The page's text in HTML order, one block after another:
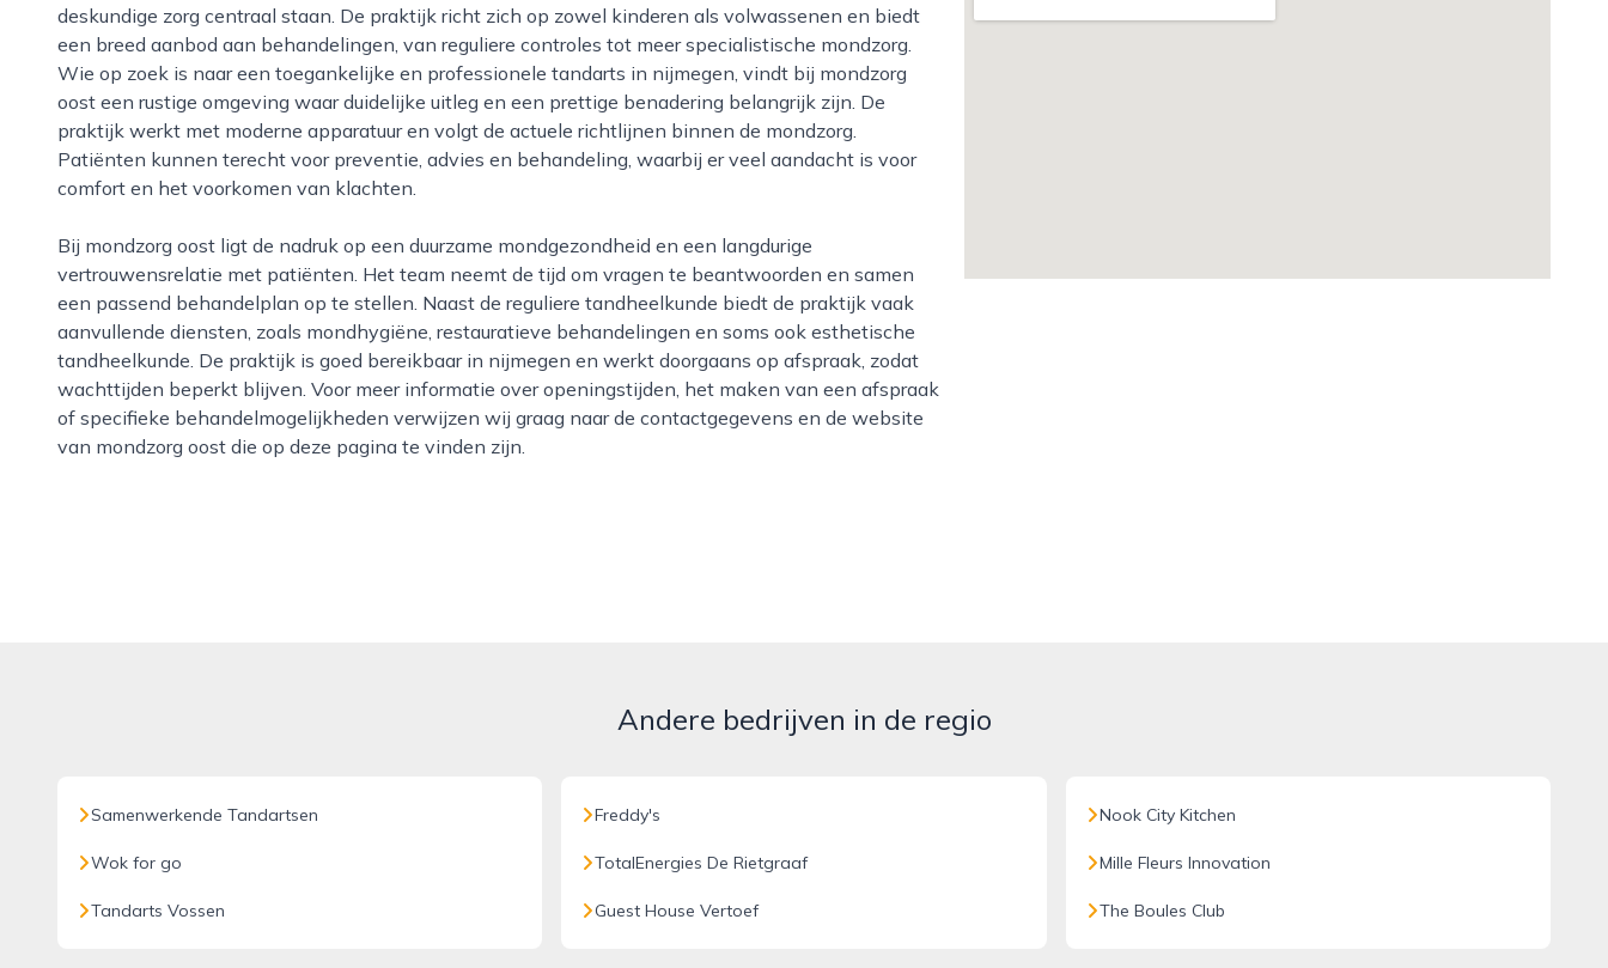
deskundige zorg centraal staan. De praktijk richt zich op zowel kinderen als volwassenen en biedt
een breed aanbod aan behandelingen, van reguliere controles tot meer specialistische mondzorg.
Wie op zoek is naar een toegankelijke en professionele tandarts in nijmegen, vindt bij mondzorg
oost een rustige omgeving waar duidelijke uitleg en een prettige benadering belangrijk zijn. De
praktijk werkt met moderne apparatuur en volgt de actuele richtlijnen binnen de mondzorg.
Patiënten kunnen terecht voor preventie, advies en behandeling, waarbij er veel aandacht is voor
comfort en het voorkomen van klachten.
Bij mondzorg oost ligt de nadruk op een duurzame mondgezondheid en een langdurige
vertrouwensrelatie met patiënten. Het team neemt de tijd om vragen te beantwoorden en samen
een passend behandelplan op te stellen. Naast de reguliere tandheelkunde biedt de praktijk vaak
aanvullende diensten, zoals mondhygiëne, restauratieve behandelingen en soms ook esthetische
tandheelkunde. De praktijk is goed bereikbaar in nijmegen en werkt doorgaans op afspraak, zodat
wachttijden beperkt blijven. Voor meer informatie over openingstijden, het maken van een afspraak
of specifieke behandelmogelijkheden verwijzen wij graag naar de contactgegevens en de website
van mondzorg oost die op deze pagina te vinden zijn.
Andere bedrijven in de regio
Samenwerkende Tandartsen
Wok for go
Tandarts Vossen
Freddy's
TotalEnergies De Rietgraaf
Guest House Vertoef
Nook City Kitchen
Mille Fleurs Innovation
The Boules Club